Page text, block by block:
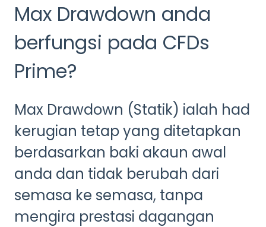
Max Drawdown anda
berfungsi pada CFDs
Prime?
Max Drawdown (Statik) ialah had
kerugian tetap yang ditetapkan
berdasarkan baki akaun awal
anda dan tidak berubah dari
semasa ke semasa, tanpa
mengira prestasi dagangan